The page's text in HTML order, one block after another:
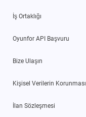
İş Ortaklığı
Oyunfor API Başvuru
Bize Ulaşın
Kişisel Verilerin Korunması
İlan Sözleşmesi